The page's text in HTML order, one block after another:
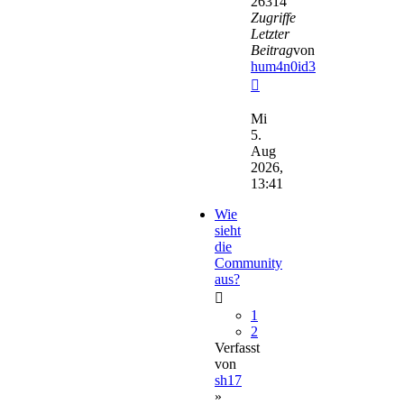
Zugriffe
Letzter
Beitragvon
hum4n0id3
Beitrag
Mi
5.
Aug
2026,
13:41
Wie
sieht
die
Community
aus?
1
2
Verfasst
von
sh17
»